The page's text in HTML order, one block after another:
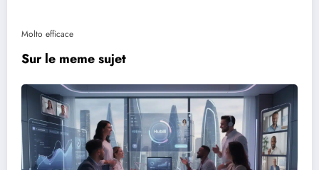
Molto efficace
Sur le meme sujet